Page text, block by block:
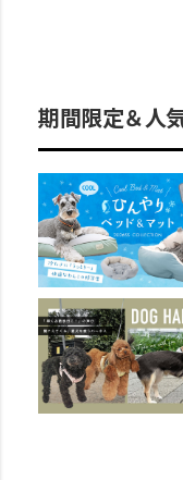
期間限定＆人